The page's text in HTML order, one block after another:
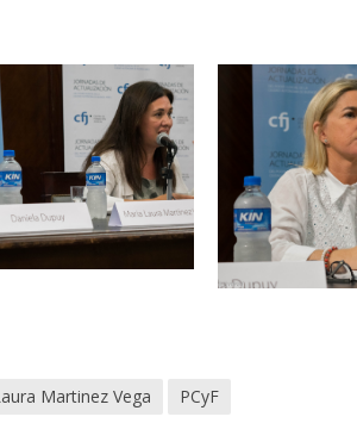
Martinez Vega
PCyF